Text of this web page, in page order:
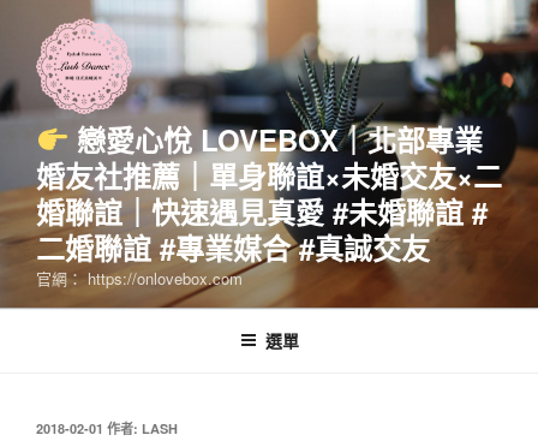
要
戀愛心悅 LOVEBOX｜北部專業
婚友社推薦｜單身聯誼×未婚交友×二
婚聯誼｜快速遇見真愛 #未婚聯誼 #
二婚聯誼 #專業媒合 #真誠交友
官網： https://onlovebox.com
選單
發
2018-02-01 作者: LASH